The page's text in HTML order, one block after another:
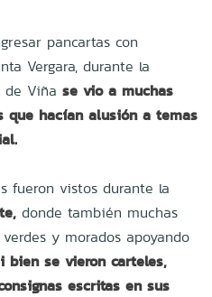
pancartas con
Vergara, durante la
de Viña se vio a muchas
que hacían alusión a temas
fueron vistos durante la
donde también muchas
y morados apoyando
bien se vieron carteles,
escritas en sus